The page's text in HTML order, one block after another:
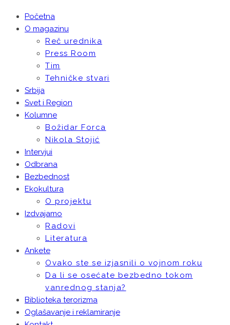
Početna
O magazinu
Reč urednika
Press Room
Tim
Tehničke stvari
Srbija
Svet i Region
Kolumne
Božidar Forca
Nikola Stojić
Intervjui
Odbrana
Bezbednost
Ekokultura
O projektu
Izdvajamo
Radovi
Literatura
Ankete
Ovako ste se izjasnili o vojnom roku
Da li se osećate bezbedno tokom
vanrednog stanja?
Biblioteka terorizma
Oglašavanje i reklamiranje